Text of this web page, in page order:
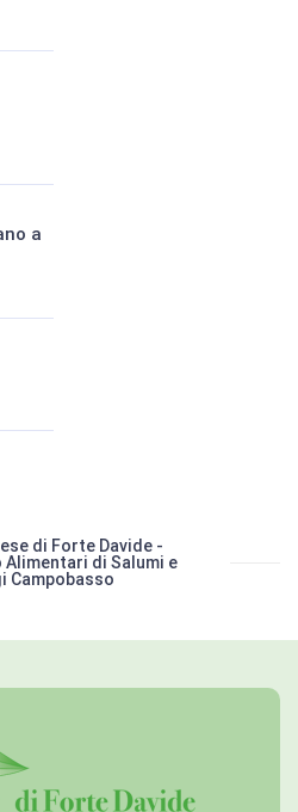
a
di Forte Davide -
Alimentari di Salumi e
Campobasso